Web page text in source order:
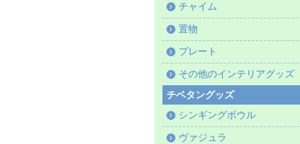
チャイム
置物
プレート
その他のインテリアグッズ
チベタングッズ
シンギングボウル
ヴァジュラ